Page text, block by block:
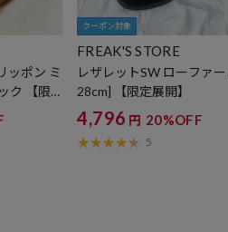
ッポン ミ
ク 【限
クーポン対象
FREAK'S STORE
レザレットSW ローファ
28cm] 【限定展開】
4,796 円 20%OFF
5